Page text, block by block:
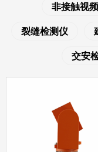
非接触视
裂缝检测仪
交安